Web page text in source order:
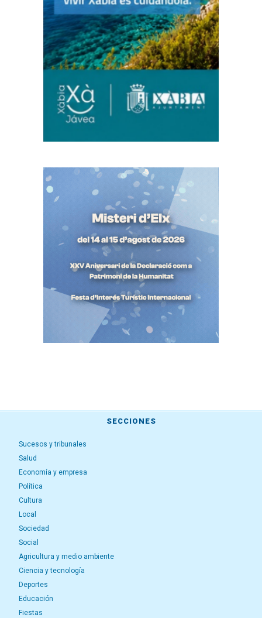
SECCIONES
Sucesos y tribunales
Salud
Economía y empresa
Política
Cultura
Local
Sociedad
Social
Agricultura y medio ambiente
Ciencia y tecnología
Deportes
Educación
Fiestas